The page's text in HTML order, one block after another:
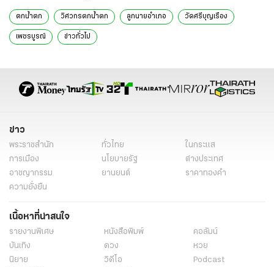
ตกน้ำตก วิศวกรตกน้ำตก ลูกนายอำเภอ วัดศรีบุญเรือง
เพชรบูรณ์ ข่าวทั่วไป
ข่าว
พระราชสำนัก ทั่วไทย
ในกระแส
การเมือง
นโยบายรัฐ
ต่างประเทศ
อาชญากรรม
ยานยนต์
ราคาทองคำ
ความยั่งยืน
เนื้อหาที่น่าสนใจ
รายงานพิเศษ หนังสือพิมพ์
คอลัมน์
บันเทิง
ดวง
หวย
นิยาย
วิดีโอ
Podcast